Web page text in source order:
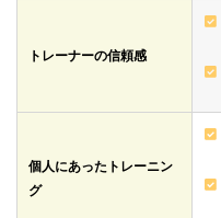
トレーナーの信頼感
個人にあったトレーニン
グ